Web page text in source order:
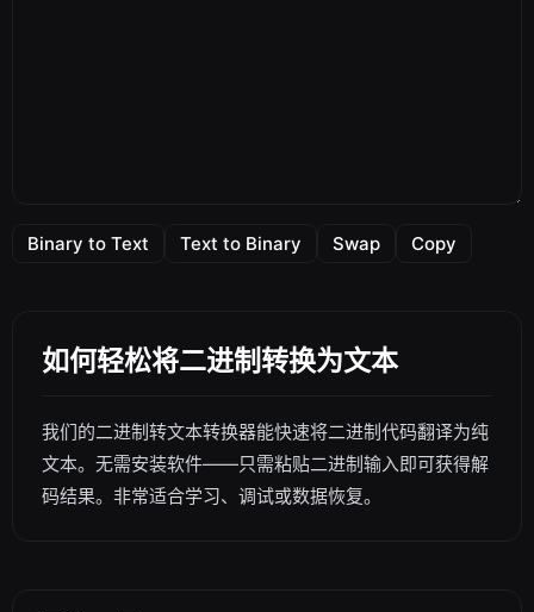
Binary to Text Text to Binary Swap Copy
如何轻松将二进制转换为文本
我们的二进制转文本转换器能快速将二进制代码翻译为纯
文本。无需安装软件——只需粘贴二进制输入即可获得解
码结果。非常适合学习、调试或数据恢复。